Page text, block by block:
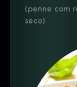
(penne com
seco)